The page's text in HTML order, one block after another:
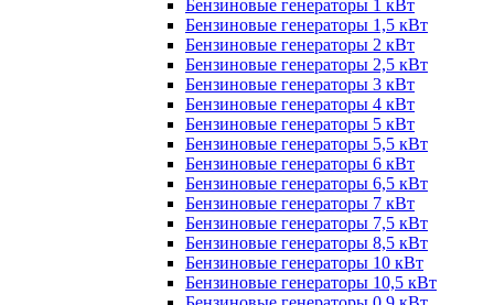
Бензиновые генераторы 1 кВт
Бензиновые генераторы 1,5 кВт
Бензиновые генераторы 2 кВт
Бензиновые генераторы 2,5 кВт
Бензиновые генераторы 3 кВт
Бензиновые генераторы 4 кВт
Бензиновые генераторы 5 кВт
Бензиновые генераторы 5,5 кВт
Бензиновые генераторы 6 кВт
Бензиновые генераторы 6,5 кВт
Бензиновые генераторы 7 кВт
Бензиновые генераторы 7,5 кВт
Бензиновые генераторы 8,5 кВт
Бензиновые генераторы 10 кВт
Бензиновые генераторы 10,5 кВт